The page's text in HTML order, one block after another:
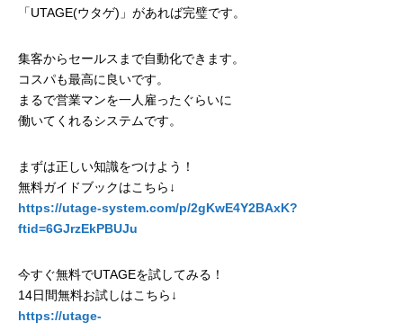
「UTAGE(ウタゲ)」があれば完璧です。
集客からセールスまで自動化できます。
コスパも最高に良いです。
まるで営業マンを一人雇ったぐらいに
働いてくれるシステムです。
まずは正しい知識をつけよう！
無料ガイドブックはこちら↓
https://utage-system.com/p/2gKwE4Y2BAxK?
ftid=6GJrzEkPBUJu
今すぐ無料でUTAGEを試してみる！
14日間無料お試しはこちら↓
https://utage-